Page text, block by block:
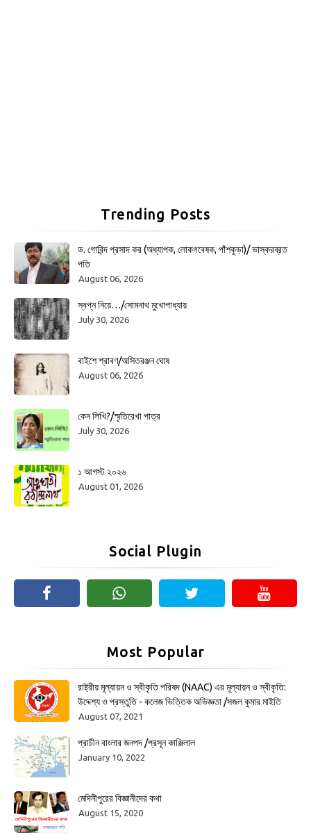
Trending Posts
ড. গোবিন্দ প্রসাদ কর (অধ্যাপক, লোকগবেষক, পাঁশকুড়া)/ ভাস্করব্রত
পতি
August 06, 2026
স্বপ্ন নিয়ে…/সোমনাথ মুখোপাধ্যায়
July 30, 2026
বাইশে শ্রাবণ/অসিতরঞ্জন ঘোষ
August 06, 2026
কেন লিখি?/স্মৃতিরেখা পাত্র
July 30, 2026
১ আগস্ট ২০২৬
August 01, 2026
Social Plugin
Most Popular
রাষ্ট্রীয় মূল্যায়ন ও স্বীকৃতি পরিষদ (NAAC) এর মূল্যায়ন ও স্বীকৃতি:
উদ্দেশ্য ও প্রস্তুতি - কলেজ ভিত্তিক অভিজ্ঞতা /সজল কুমার মাইতি
August 07, 2021
প্রাচীন বাংলার জনপদ /প্রসূন কাঞ্জিলাল
January 10, 2022
মেদিনীপুরের বিজ্ঞানীদের কথা
August 15, 2020